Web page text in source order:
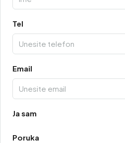
Tel
Email
Ja sam
Poruka